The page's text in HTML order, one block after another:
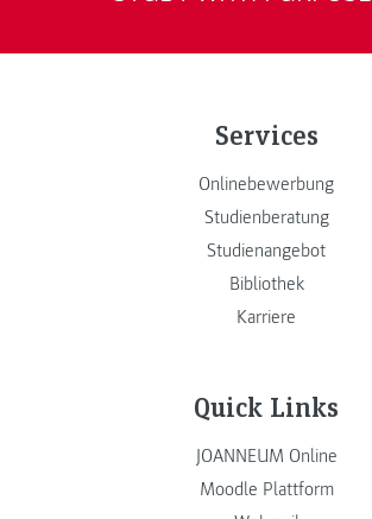
Services
Onlinebewerbung
Studienberatung
Studienangebot
Bibliothek
Karriere
Quick Links
JOANNEUM Online
Moodle Plattform